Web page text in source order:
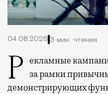
04.08.2026 3 мин. чтения
Рекламные кампании техники редко выходят
за рамки
демонстрирующих